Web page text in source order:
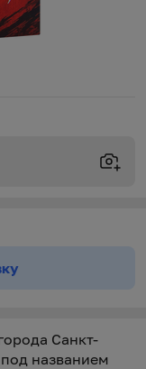
Санкт-
названием